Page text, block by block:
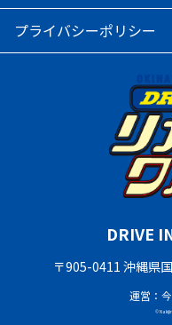
プライバシーポリシー
DRIVE
〒905-0411 沖縄県
運営：
©